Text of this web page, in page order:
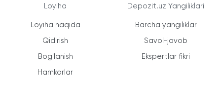
Loyiha
Loyiha haqida
Qidirish
Bog'lanish
Hamkorlar
Depozit.uz Yangiliklari
Barcha yangiliklar
Savol-javob
Ekspertlar fikri